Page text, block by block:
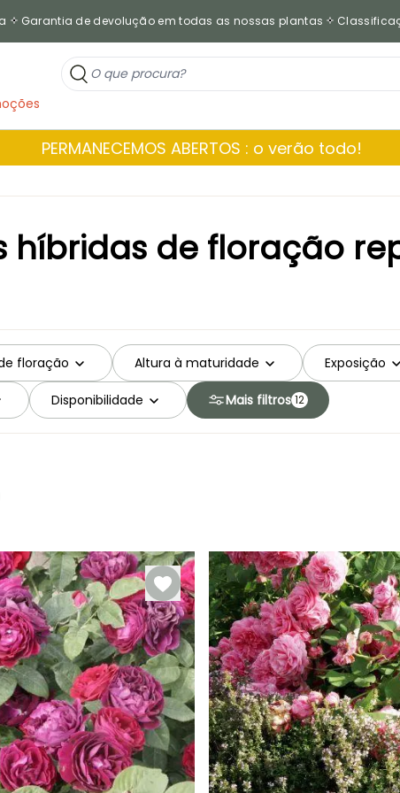
Garantia de devolução em todas as nossas plantas
PERMANECEMOS ABERTOS : o verão todo!
híbridas de floração
floração Altura à maturidade Exposição
Disponibilidade Mais filtros 12